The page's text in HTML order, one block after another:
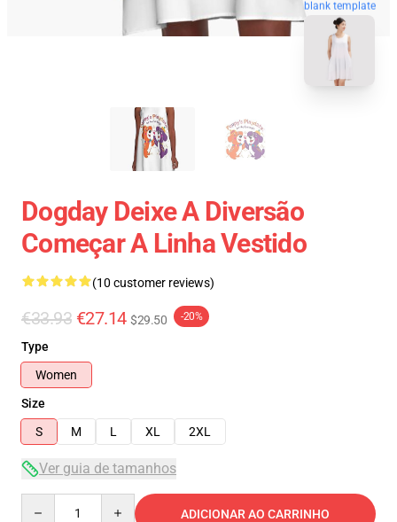
blank template
Dogday Deixe A Diversão
Começar A Linha Vestido
(10 customer reviews)
€33.93 €27.14 $29.50 -20%
Type
Women
Size
S
M L XL 2XL
Ver guia de tamanhos
ADICIONAR AO CARRINHO